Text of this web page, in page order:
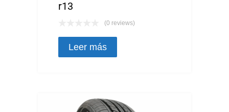
r13
(0 reviews)
Leer más